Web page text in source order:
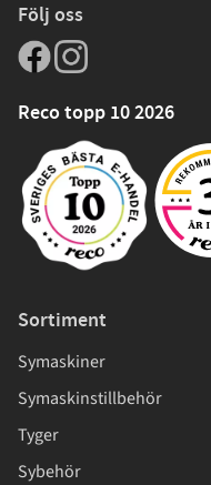
Följ oss
Reco topp 10 2026
Sortiment
Symaskiner
Symaskinstillbehör
Tyger
Sybehör